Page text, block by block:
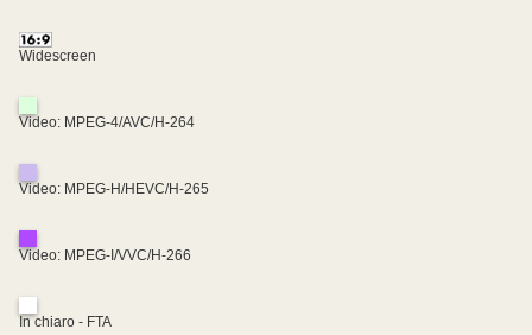
Widescreen
Video: MPEG-4/AVC/H-264
Video: MPEG-H/HEVC/H-265
Video: MPEG-I/VVC/H-266
In chiaro - FTA